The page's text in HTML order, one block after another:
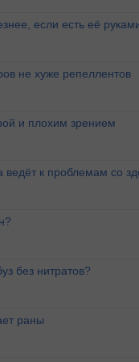
если есть её
не хуже репеллентов
и плохим зрением
ведёт к проблемам со
без нитратов?
раны